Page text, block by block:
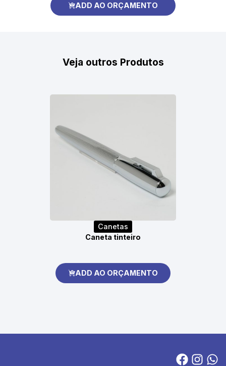
ADD AO ORÇAMENTO
Veja outros Produtos
Canetas
Caneta tinteiro
ADD AO ORÇAMENTO